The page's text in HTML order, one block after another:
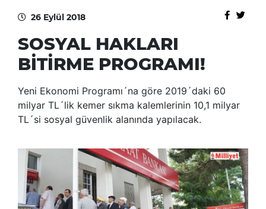
26 Eylül 2018
SOSYAL HAKLARI
BİTİRME PROGRAMI!
Yeni Ekonomi Programı´na göre 2019´daki 60
milyar TL´lik kemer sıkma kalemlerinin 10,1 milyar
TL´si sosyal güvenlik alanında yapılacak.